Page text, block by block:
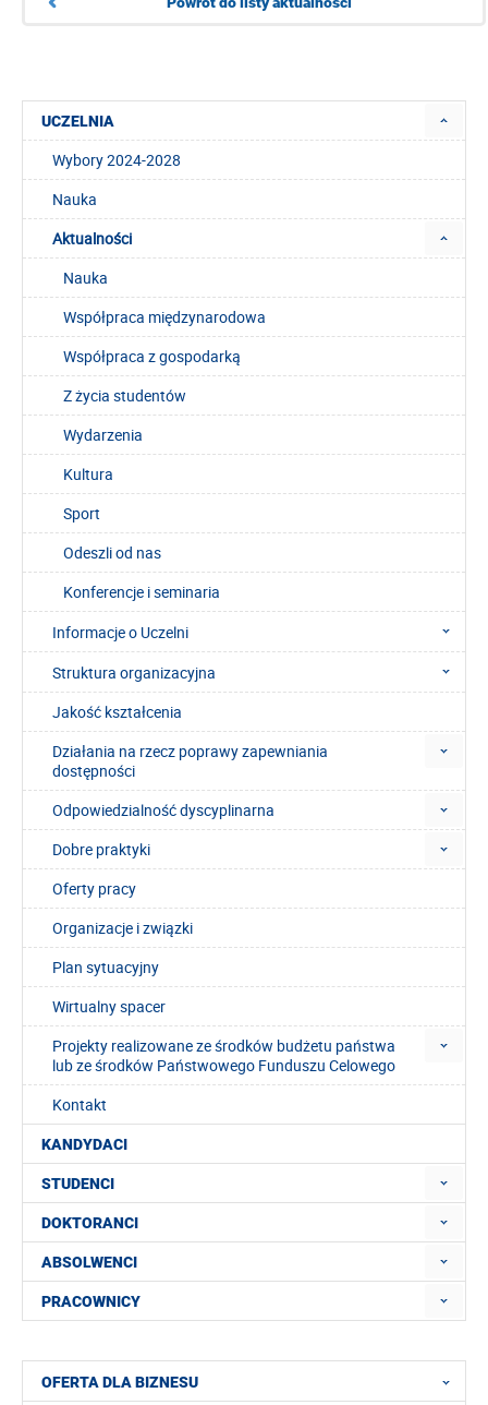
UCZELNIA
Wybory 2024-2028
Nauka
Aktualności
Nauka
Współpraca międzynarodowa
Współpraca z gospodarką
Z życia studentów
Wydarzenia
Kultura
Sport
Odeszli od nas
Konferencje i seminaria
Informacje o Uczelni
Struktura organizacyjna
Jakość kształcenia
Działania na rzecz poprawy zapewniania
dostępności
Odpowiedzialność dyscyplinarna
Dobre praktyki
Oferty pracy
Organizacje i związki
Plan sytuacyjny
Wirtualny spacer
Projekty realizowane ze środków budżetu państwa
lub ze środków Państwowego Funduszu Celowego
Kontakt
KANDYDACI
STUDENCI
DOKTORANCI
ABSOLWENCI
PRACOWNICY
OFERTA DLA BIZNESU